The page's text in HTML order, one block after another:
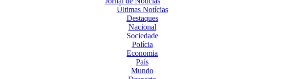
Últimas Notícias
Destaques
Nacional
Sociedade
Polícia
Economia
País
Mundo